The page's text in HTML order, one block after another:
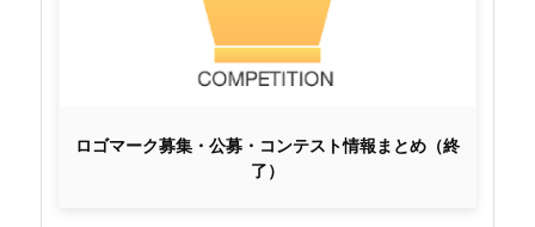
ロゴマーク募集・公募・コンテスト情報まとめ（終
了）